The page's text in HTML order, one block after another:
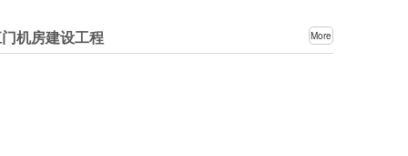
机房建设工程 More